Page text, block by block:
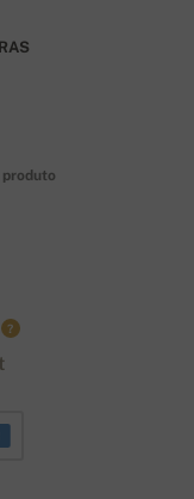
produto
?